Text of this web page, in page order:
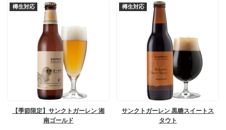
樽生対応
【季節限定】サンクトガーレン 湘
南ゴールド
樽生対応
サンクトガーレン 黒糖スイートス
タウト